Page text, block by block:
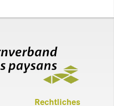
Recht­liches